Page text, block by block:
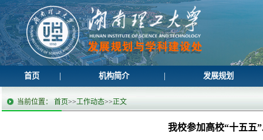
首页 | 机构简介 | 发展规划
当前位置： 首页>>工作动态>>正文
我校参加高校“十五五